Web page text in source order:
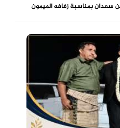
سعدان بمناسبة زفافه الميمون